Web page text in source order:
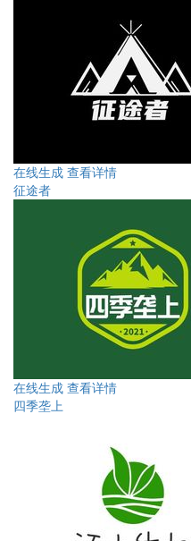
在线生成 查看详情
征途者
在线生成 查看详情
四季垄上